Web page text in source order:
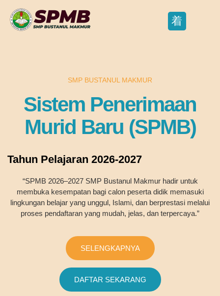
SMP BUSTANUL MAKMUR
Sistem Penerimaan
Murid Baru (SPMB)
Tahun Pelajaran 2026-2027
“SPMB 2026–2027 SMP Bustanul Makmur hadir untuk
membuka kesempatan bagi calon peserta didik memasuki
lingkungan belajar yang unggul, Islami, dan berprestasi melalui
proses pendaftaran yang mudah, jelas, dan terpercaya.”
SELENGKAPNYA
DAFTAR SEKARANG